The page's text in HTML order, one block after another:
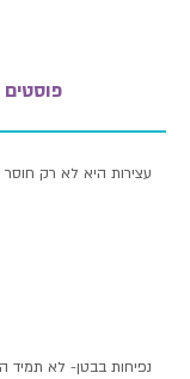
פוסטים
עצירות היא לא רק חוסר
נפיחות בבטן- לא תמיד